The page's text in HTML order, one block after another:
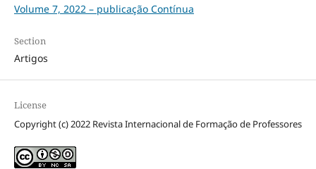
Volume 7, 2022 – publicação Contínua
Section
Artigos
License
Copyright (c) 2022 Revista Internacional de Formação de Professores